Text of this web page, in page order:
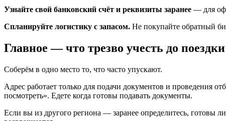
Узнайте свой банковский счёт и реквизиты заранее — для
Спланируйте логистику с запасом. Не покупайте обратный
Главное — что трезво учесть до поездки
Соберём в одно место то, что часто упускают.
Адрес работает только для подачи документов и проведения
посмотреть». Едете когда готовы подавать документы.
Если вы из другого региона — заранее определитесь, готовы